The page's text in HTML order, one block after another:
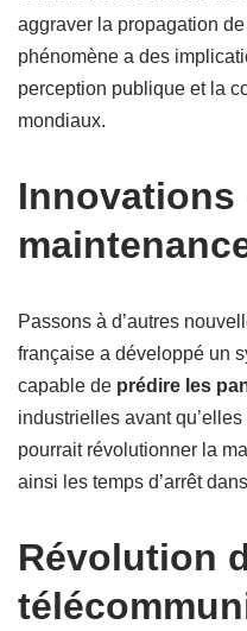
aggraver la propagation
phénomène a des
perception publique et la
mondiaux.
Innovations
Passons à d’autres
française a développé un
capable de prédire les
industrielles avant
pourrait révolutionner la
ainsi les temps d’arrêt
Révolution